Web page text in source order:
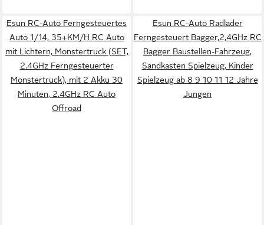
Esun RC-Auto Ferngesteuertes
Auto 1/14, 35+KM/H RC Auto
mit Lichtern, Monstertruck (SET,
2.4GHz Ferngesteuerter
Monstertruck), mit 2 Akku 30
Minuten, 2.4GHz RC Auto
Offroad
Esun RC-Auto Radlader
Ferngesteuert Bagger,2,4GHz RC
Bagger Baustellen-Fahrzeug,
Sandkasten Spielzeug, Kinder
Spielzeug ab 8 9 10 11 12 Jahre
Jungen